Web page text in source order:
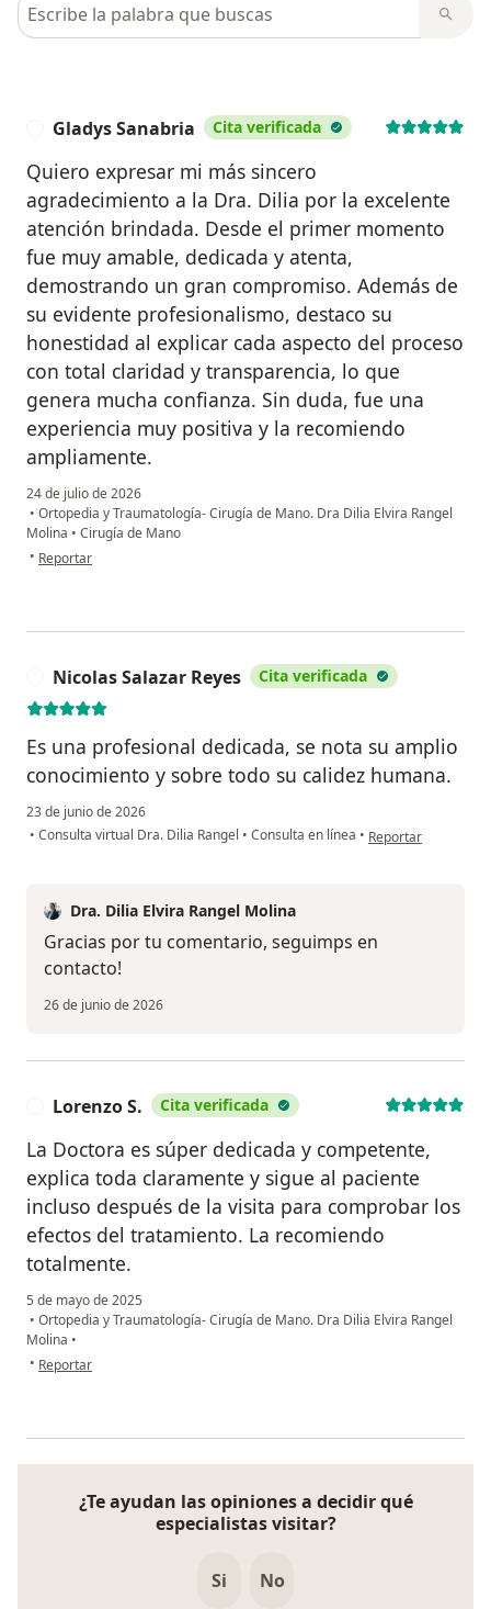
Gladys Sanabria Cita verificada
Quiero expresar mi más sincero
agradecimiento a la Dra. Dilia por la excelente
atención brindada. Desde el primer momento
fue muy amable, dedicada y atenta,
demostrando un gran compromiso. Además de
su evidente profesionalismo, destaco su
honestidad al explicar cada aspecto del proceso
con total claridad y transparencia, lo que
genera mucha confianza. Sin duda, fue una
experiencia muy positiva y la recomiendo
ampliamente.
24 de julio de 2026
• Ortopedia y Traumatología- Cirugía de Mano. Dra Dilia Elvira Rangel
Molina • Cirugía de Mano
• en opinión del usuario Gladys Sanabria
Reportar
Nicolas Salazar Reyes Cita verificada
Es una profesional dedicada, se nota su amplio
conocimiento y sobre todo su calidez humana.
23 de junio de 2026
• Consulta virtual Dra. Dilia Rangel • Consulta en línea • en opinión del
Reportar
Dra. Dilia Elvira Rangel Molina
Gracias por tu comentario, seguimps en
contacto!
26 de junio de 2026
Lorenzo S. Cita verificada
La Doctora es súper dedicada y competente,
explica toda claramente y sigue al paciente
incluso después de la visita para comprobar los
efectos del tratamiento. La recomiendo
totalmente.
5 de mayo de 2025
• Ortopedia y Traumatología- Cirugía de Mano. Dra Dilia Elvira Rangel
Molina •
• en opinión del usuario Lorenzo S.
Reportar
¿Te ayudan las opiniones a decidir qué
especialistas visitar?
Si No